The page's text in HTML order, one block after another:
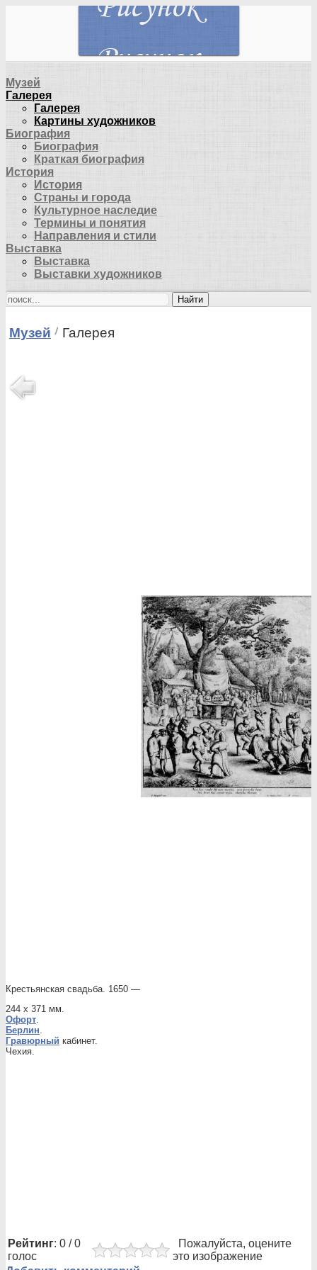
Музей
Галерея
Галерея
Картины художников
Биография
Биография
Краткая биография
История
История
Страны и города
Культурное наследие
Термины и понятия
Направления и стили
Выставка
Выставка
Выставки художников
Найти
Музей Галерея
Крестьянская свадьба. 1650 —
244 х 371 мм.
Офорт.
Берлин.
Гравюрный кабинет.
Чехия.
Рейтинг: 0 / 0
голос
Пожалуйста, оцените
это изображение